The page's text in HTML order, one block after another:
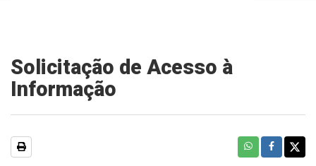
Solicitação de Acesso à
Informação